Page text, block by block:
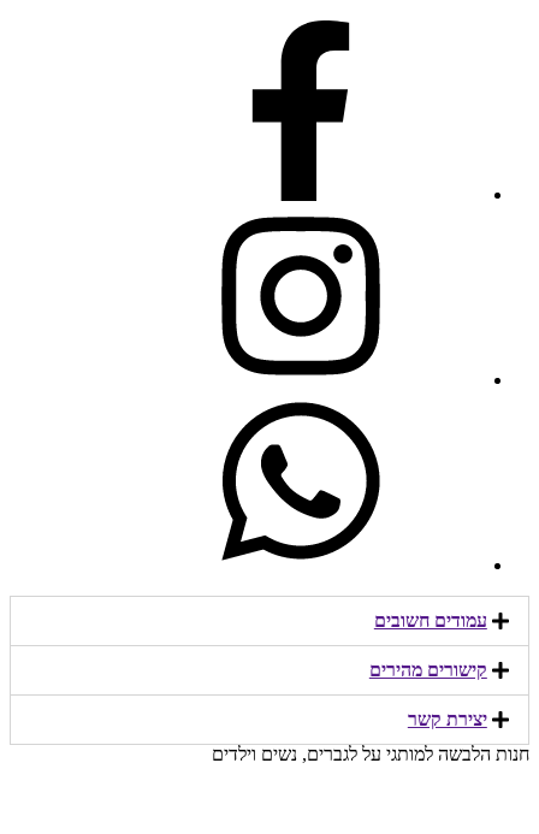
עמודים חשובים
קישורים מהירים​
יצירת קשר​
חנות הלבשה למותגי על לגברים, נשים וילדים